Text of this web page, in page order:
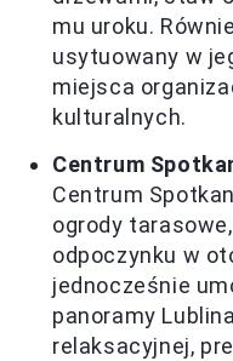
mu uroku.
usytuowany w
miejsca
kulturalnych.
Centrum
Centrum
ogrody
odpoczynku w
jednocześnie
panoramy
relaksacyjnej,